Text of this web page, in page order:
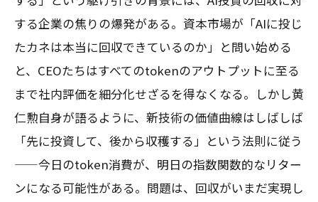
する企業の焦りの爆発がある。資本市場が「AIに投じ
たカネは本当に回収できているのか」と問い始める
と、CEOたちはすべてのtokenのアウトプットに至る
まで社内評価を細分化せざるを得なくなる。しかし黄
仁勲自身が語るように、新技術の価値曲線はしばしば
「先に投資して、後から収穫する」という法則に従う
——今日のtoken消費が、明日の指数関数的なリター
ンになる可能性がある。問題は、回収がいまだ実現し